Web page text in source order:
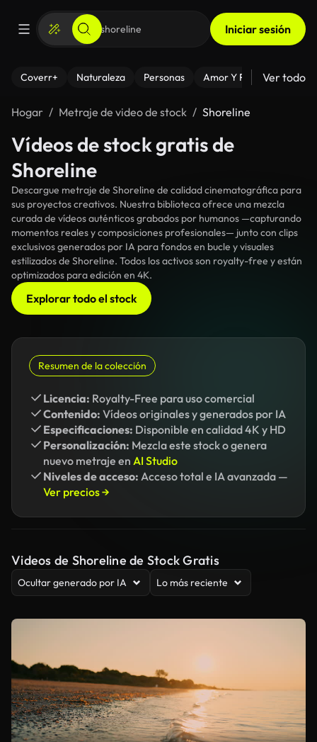
Iniciar sesión
Coverr+ Naturaleza Personas Amor Y Relaciones
Ver todo
Hogar Metraje de video de stock Shoreline
Vídeos de stock gratis de
Shoreline
Descargue metraje de Shoreline de calidad cinematográfica para
sus proyectos creativos. Nuestra biblioteca ofrece una mezcla
curada de vídeos auténticos grabados por humanos —capturando
momentos reales y composiciones profesionales— junto con clips
exclusivos generados por IA para fondos en bucle y visuales
estilizados de Shoreline. Todos los activos son royalty-free y están
optimizados para edición en 4K.
Explorar todo el stock
Resumen de la colección
Licencia: Royalty-Free para uso comercial
Contenido: Vídeos originales y generados por IA
Especificaciones: Disponible en calidad 4K y HD
Personalización: Mezcla este stock o genera
nuevo metraje en AI Studio
Niveles de acceso: Acceso total e IA avanzada —
Ver precios →
Videos de Shoreline de Stock Gratis
Ocultar generado por IA Lo más reciente